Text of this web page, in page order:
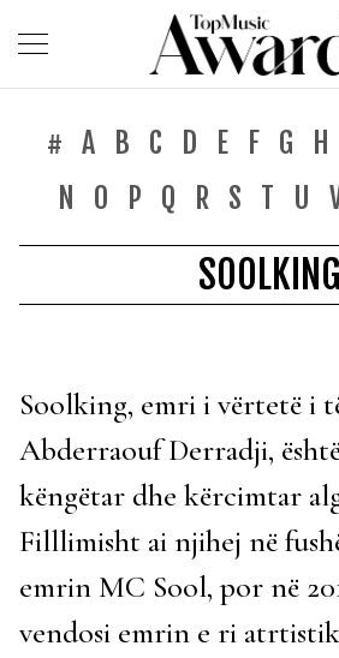
# A B C D E F G H
N
O P Q R S T U
SOOLKING
Soolking, emri i vërtetë i
Abderraouf Derradji,
këngëtar dhe kërcimtar
Filllimisht ai njihej në
emrin MC Sool, por në
vendosi emrin e ri